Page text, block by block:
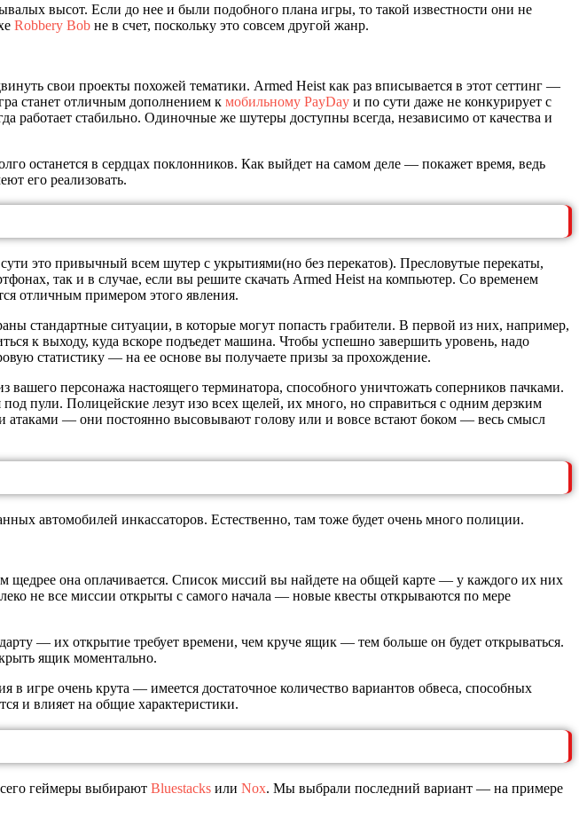
высот. Если до нее и были подобного плана игры, то такой известности они не
Robbery Bob не в счет, поскольку это совсем другой жанр.
свои проекты похожей тематики. Armed Heist как раз вписывается в этот сеттинг —
станет отличным дополнением к мобильному PayDay и по сути даже не конкурирует с
работает стабильно. Одиночные же шутеры доступны всегда, независимо от качества и
останется в сердцах поклонников. Как выйдет на самом деле — покажет время, ведь
его реализовать.
это привычный всем шутер с укрытиями(но без перекатов). Пресловутые перекаты,
так и в случае, если вы решите скачать Armed Heist на компьютер. Со временем
отличным примером этого явления.
стандартные ситуации, в которые могут попасть грабители. В первой из них, например,
к выходу, куда вскоре подъедет машина. Чтобы успешно завершить уровень, надо
статистику — на ее основе вы получаете призы за прохождение.
персонажа настоящего терминатора, способного уничтожать соперников пачками.
пули. Полицейские лезут изо всех щелей, их много, но справиться с одним дерзким
— они постоянно высовывают голову или и вовсе встают боком — весь смысл
автомобилей инкассаторов. Естественно, там тоже будет очень много полиции.
она оплачивается. Список миссий вы найдете на общей карте — у каждого их них
не все миссии открыты с самого начала — новые квесты открываются по мере
— их открытие требует времени, чем круче ящик — тем больше он будет открываться.
ящик моментально.
очень крута — имеется достаточное количество вариантов обвеса, способных
и влияет на общие характеристики.
геймеры выбирают Bluestacks или Nox. Мы выбрали последний вариант — на примере